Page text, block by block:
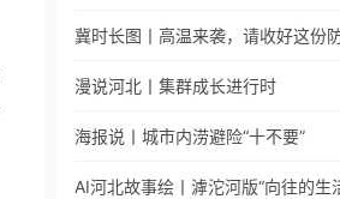
冀时长图丨高温来袭，请收好这份
漫说河北丨集群成长进行时
海报说丨城市内涝避险“十不要”
AI河北故事绘丨滹沱河版“向往的生